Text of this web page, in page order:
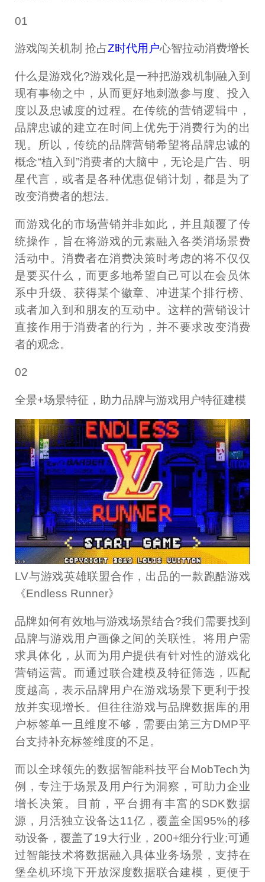
01
游戏闯关机制 抢占Z时代用户心智拉动消费增长
什么是游戏化?游戏化是一种把游戏机制融入到
现有事物之中，从而更好地刺激参与度、投入
度以及忠诚度的过程。在传统的营销逻辑中，
品牌忠诚的建立在时间上优先于消费行为的出
现。所以，传统的品牌营销希望将品牌忠诚的
概念“植入到”消费者的大脑中，无论是广告、明
星代言，或者是各种优惠促销计划，都是为了
改变消费者的想法。
而游戏化的市场营销并非如此，并且颠覆了传
统操作，旨在将游戏的元素融入各类消场景费
活动中。消费者在消费决策时考虑的将不仅仅
是要买什么，而更多地希望自己可以在会员体
系中升级、获得某个徽章、冲进某个排行榜、
或者加入到和朋友的互动中。这样的营销设计
直接作用于消费者的行为，并不要求改变消费
者的观念。
02
全景+场景特征，助力品牌与游戏用户特征建模
LV与游戏英雄联盟合作，出品的一款跑酷游戏
《Endless Runner》
品牌如何有效地与游戏场景结合?我们需要找到
品牌与游戏用户画像之间的关联性。将用户需
求具体化，从而为用户提供有针对性的游戏化
营销运营。而通过联合建模及特征筛选，匹配
度越高，表示品牌用户在游戏场景下更利于投
放并实现增长。但往往游戏与品牌数据库的用
户标签单一且维度不够，需要由第三方DMP平
台支持补充标签维度的不足。
而以全球领先的数据智能科技平台MobTech为
例，专注于场景及用户行为洞察，可助力企业
增长决策。目前，平台拥有丰富的SDK数据
源，月活独立设备达11亿，覆盖全国95%的移
动设备，覆盖了19大行业，200+细分行业;可通
过智能技术将数据融入具体业务场景，支持在
堡垒机环境下开放深度数据联合建模，更便于